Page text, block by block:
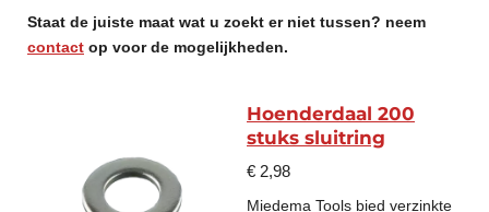
Staat de juiste maat wat u zoekt er niet tussen? neem
contact op voor de mogelijkheden.
Hoenderdaal 200
stuks sluitring
€ 2,98
Miedema Tools bied verzinkte